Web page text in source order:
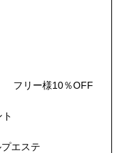
リー様10％OFF
エステ